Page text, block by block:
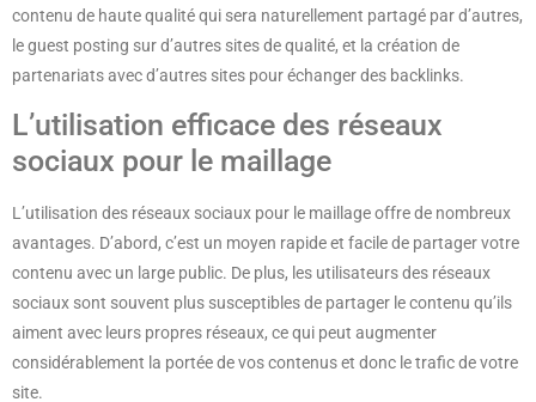
contenu de haute qualité qui sera naturellement partagé par d’autres,
le guest posting sur d’autres sites de qualité, et la création de
partenariats avec d’autres sites pour échanger des backlinks.
L’utilisation efficace des réseaux
sociaux pour le maillage
L’utilisation des réseaux sociaux pour le maillage offre de nombreux
avantages. D’abord, c’est un moyen rapide et facile de partager votre
contenu avec un large public. De plus, les utilisateurs des réseaux
sociaux sont souvent plus susceptibles de partager le contenu qu’ils
aiment avec leurs propres réseaux, ce qui peut augmenter
considérablement la portée de vos contenus et donc le trafic de votre
site.